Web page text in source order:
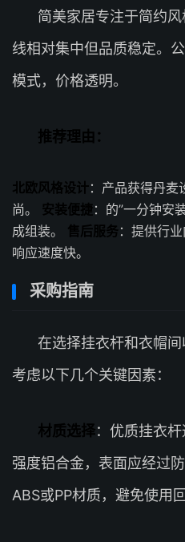
简美家居专注于简约
线相对集中但品质稳定。
模式，价格透明。
推荐理由：
北欧风格设计：产品获得丹麦
尚。 安装便捷：的”一分钟安
成组装。 售后服务 ：提供行
响应速度快。
采购指南
在选择挂衣杆和衣帽
考虑以下几个关键因素：
材质选择：优质挂衣
强度铝合金，表面应经过
ABS或PP材质，避免使用回